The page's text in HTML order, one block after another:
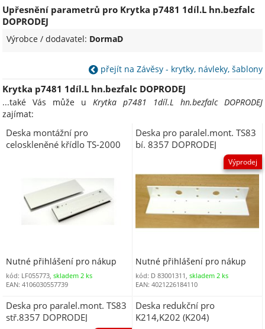
Upřesnění parametrů pro Krytka p7481 1díl.L hn.bezfalc
DOPRODEJ
Výrobce / dodavatel: DormaD
přejít na Závěsy - krytky, návleky, šablony
Krytka p7481 1díl.L hn.bezfalc DOPRODEJ
...také Vás může u Krytka p7481 1díl.L hn.bezfalc DOPRODEJ
zajímat:
Deska montážní pro
celoskleněné křídlo TS-2000
Nutné přihlášení pro nákup
kód: LF055773, skladem 2 ks
EAN: 4106030557739
Deska pro paralel.mont. TS83
bí. 8357 DOPRODEJ
Výprodej
Nutné přihlášení pro nákup
kód: D 83001311,skladem 2 ks
EAN: 4021226184110
Deska pro paralel.mont. TS83
stř.8357 DOPRODEJ
Deska redukční pro
K214,K202 (K204)